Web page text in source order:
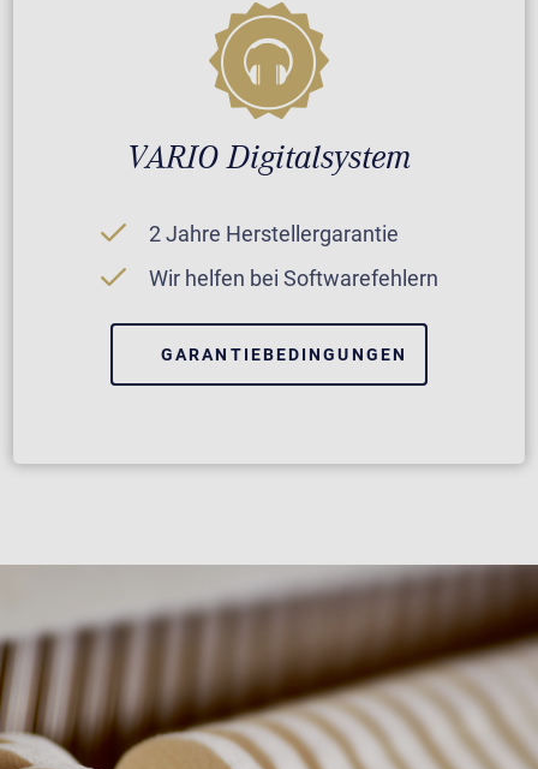
VARIO Digitalsystem
2 Jahre Herstellergarantie
Wir helfen bei Softwarefehlern
GARANTIEBEDINGUNGEN